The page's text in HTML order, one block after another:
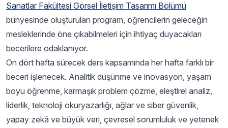
Sanatlar Fakültesi Görsel İletişim Tasarımı Bölümü
bünyesinde oluşturulan program, öğrencilerin geleceğin
mesleklerinde öne çıkabilmeleri için ihtiyaç duyacakları
becerilere odaklanıyor.
On dört hafta sürecek ders kapsamında her hafta farklı bir
beceri işlenecek. Analitik düşünme ve inovasyon, yaşam
boyu öğrenme, karmaşık problem çözme, eleştirel analiz,
liderlik, teknoloji okuryazarlığı, ağlar ve siber güvenlik,
yapay zekâ ve büyük veri, çevresel sorumluluk ve yetenek